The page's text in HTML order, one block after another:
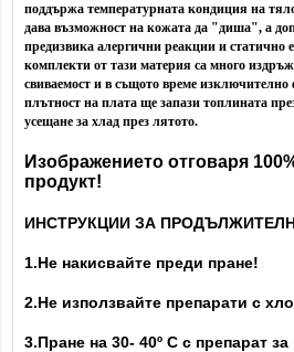
поддържа температурната кондиция на
дава възможност на кожата да "диша", а
предизвика алергични реакции и статично
комплекти от тази материя са много
свиваемост и в същото време
плътност на плата ще запази топлината
усещане за хлад през лятото.
Изображението отговаря
продукт!
ИНСТРУКЦИИ ЗА
1.Не накисвайте преди пране!
2.Не използвайте препарати с
3.Пране на 30- 40º С с препарат